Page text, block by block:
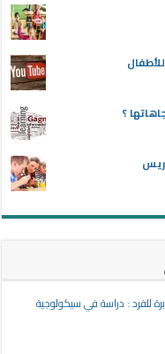
؟
للفرد : دراسة في سيكولوجية